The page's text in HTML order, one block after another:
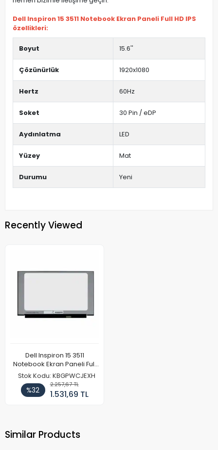
Dell Inspiron 15 3511 Notebook Ekran Paneli Full HD IPS
özellikleri:
Boyut 15.6''
Çözünürlük 1920x1080
Hertz 60Hz
Soket 30 Pin / eDP
Aydınlatma LED
Yüzey Mat
Durumu Yeni
Recently Viewed
Dell Inspiron 15 3511
Notebook Ekran Paneli Full
HD IPS
Stok Kodu: KBGPWCJEXH
%32
2.257,67 TL
1.531,69 TL
Similar Products